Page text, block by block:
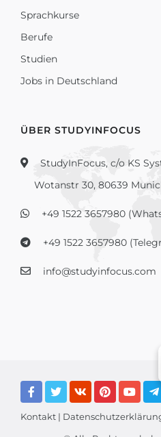
Sprachkurse
Berufe
Studien
Jobs in Deutschland
ÜBER STUDYINFOCUS
StudyInFocus, c/o KS
Wotanstr 30, 80639
+49 1522 3657980
+49 1522 3657980
info@studyinfocus.com
Kontakt |